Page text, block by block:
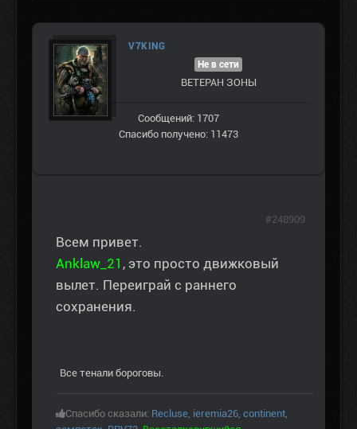
V7KING
Не в сети
ВЕТЕРАН ЗOНЫ
Сообщений: 1707
Спасибо получено: 11473
Всем привет.
Anklaw_21 , это просто движковый
вылет. Переиграй с раннего
сохранения.
Все тенали бороговы.
Спасибо сказали: Recluse, ieremia26, continent,
#248909